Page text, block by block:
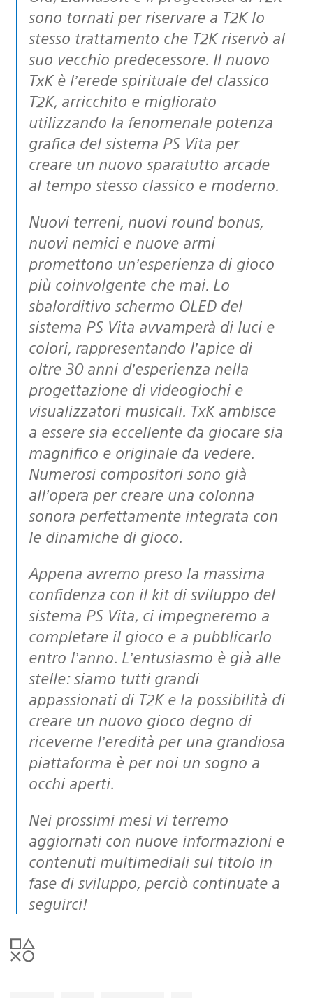
sono tornati per riservare a T2K lo
stesso trattamento che T2K riservò al
suo vecchio predecessore. Il nuovo
TxK è l’erede spirituale del classico
T2K, arricchito e migliorato
utilizzando la fenomenale potenza
grafica del sistema PS Vita per
creare un nuovo sparatutto arcade
al tempo stesso classico e moderno.
Nuovi terreni, nuovi round bonus,
nuovi nemici e nuove armi
promettono un’esperienza di gioco
più coinvolgente che mai. Lo
sbalorditivo schermo OLED del
sistema PS Vita avvamperà di luci e
colori, rappresentando l’apice di
oltre 30 anni d’esperienza nella
progettazione di videogiochi e
visualizzatori musicali. TxK ambisce
a essere sia eccellente da giocare sia
magnifico e originale da vedere.
Numerosi compositori sono già
all’opera per creare una colonna
sonora perfettamente integrata con
le dinamiche di gioco.
Appena avremo preso la massima
confidenza con il kit di sviluppo del
sistema PS Vita, ci impegneremo a
completare il gioco e a pubblicarlo
entro l’anno. L’entusiasmo è già alle
stelle: siamo tutti grandi
appassionati di T2K e la possibilità di
creare un nuovo gioco degno di
riceverne l’eredità per una grandiosa
piattaforma è per noi un sogno a
occhi aperti.
Nei prossimi mesi vi terremo
aggiornati con nuove informazioni e
contenuti multimediali sul titolo in
fase di sviluppo, perciò continuate a
seguirci!